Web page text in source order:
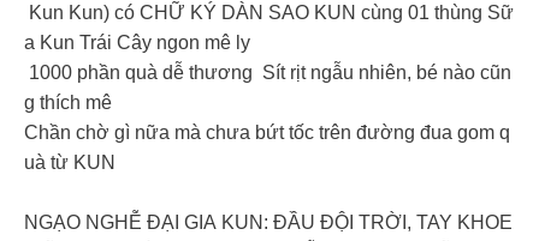
Kun Kun) có CHỮ KÝ DÀN SAO KUN cùng 01 thùng Sữ
a Kun Trái Cây ngon mê ly
1000 phần quà dễ thương Sít rịt ngẫu nhiên, bé nào cũn
g thích mê
Chần chờ gì nữa mà chưa bứt tốc trên đường đua gom q
uà từ KUN
NGẠO NGHỄ ĐẠI GIA KUN: ĐẦU ĐỘI TRỜI, TAY KHOE